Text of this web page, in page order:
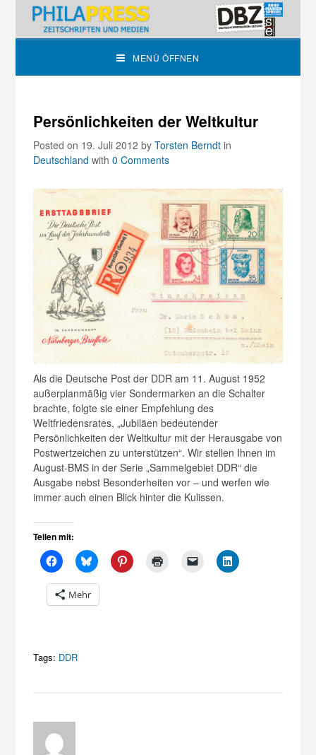
MENÜ ÖFFNEN
Persönlichkeiten der Weltkultur
Posted on 19. Juli 2012byTorsten Berndt in
Deutschland with0 Comments
Als die Deutsche Post der DDR am 11. August 1952
außerplanmäßig vier Sondermarken an die Schalter
brachte, folgte sie einer Empfehlung des
Weltfriedensrates, „Jubiläen bedeutender
Persönlichkeiten der Weltkultur mit der Herausgabe von
Postwertzeichen zu unterstützen“. Wir stellen Ihnen im
August-BMS in der Serie „Sammelgebiet DDR“ die
Ausgabe nebst Besonderheiten vor – und werfen wie
immer auch einen Blick hinter die Kulissen.
Teilen mit:
Mehr
Tags: DDR